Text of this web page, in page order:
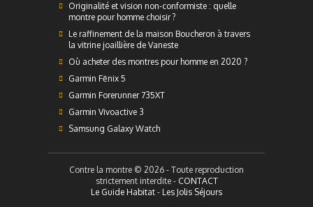
Originalité et vision non-conformiste : quelle
montre pour homme choisir ?
Le raffinement de la maison Boucheron à travers
la vitrine joaillière de Vaneste
Où acheter des montres pour homme en 2020 ?
Garmin Fēnix 5
Garmin Forerunner 735XT
Garmin Vivoactive 3
Samsung Galaxy Watch
Contre la montre © 2026 - Toute reproduction
strictement interdite - CONTACT
Le Guide Habitat - Les Jolis Séjours